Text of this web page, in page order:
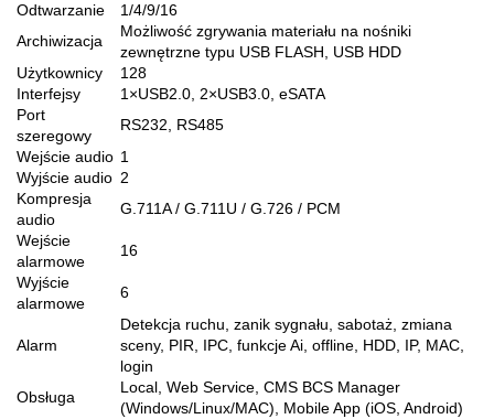
Odtwarzanie
1/4/9/16
Archiwizacja
Możliwość zgrywania materiału na nośniki
zewnętrzne typu USB FLASH, USB HDD
Użytkownicy
128
Interfejsy
1×USB2.0, 2×USB3.0, eSATA
Port
szeregowy
RS232, RS485
Wejście audio 1
Wyjście audio 2
Kompresja
audio
G.711A / G.711U / G.726 / PCM
Wejście
alarmowe
16
Wyjście
alarmowe
6
Alarm
Detekcja ruchu, zanik sygnału, sabotaż, zmiana
sceny, PIR, IPC, funkcje Ai, offline, HDD, IP, MAC,
login
Obsługa
Local, Web Service, CMS BCS Manager
(Windows/Linux/MAC), Mobile App (iOS, Android)